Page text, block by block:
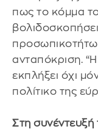
πως το κόμμα
ανταπόκριση.
εκπλήξει όχι
πολίτικο της
Στη συνέντευξή